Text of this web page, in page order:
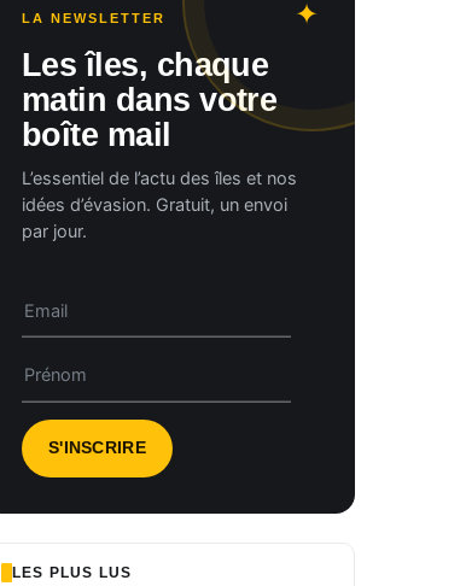
LA NEWSLETTER
Les îles, chaque
matin dans votre
boîte mail
L’essentiel de l’actu des îles et nos
idées d’évasion. Gratuit, un envoi
par jour.
LES PLUS LUS